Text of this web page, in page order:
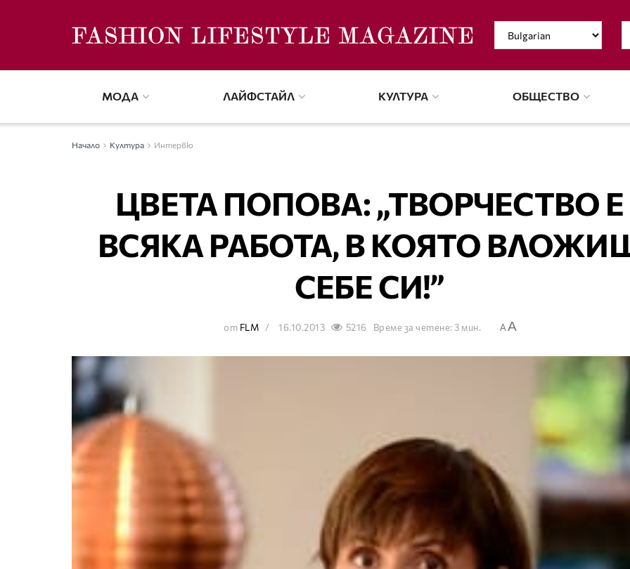
МОДА ЛАЙФСТАЙЛ КУЛТУРА ОБЩЕСТВО
Начало Култура Интервю
ЦВЕТА ПОПОВА: „ТВОРЧЕСТВО Е
ВСЯКА РАБОТА, В КОЯТО
СЕБЕ СИ!”
от FLM 16.10.2013 5216 Време за четене: 3 мин. AA